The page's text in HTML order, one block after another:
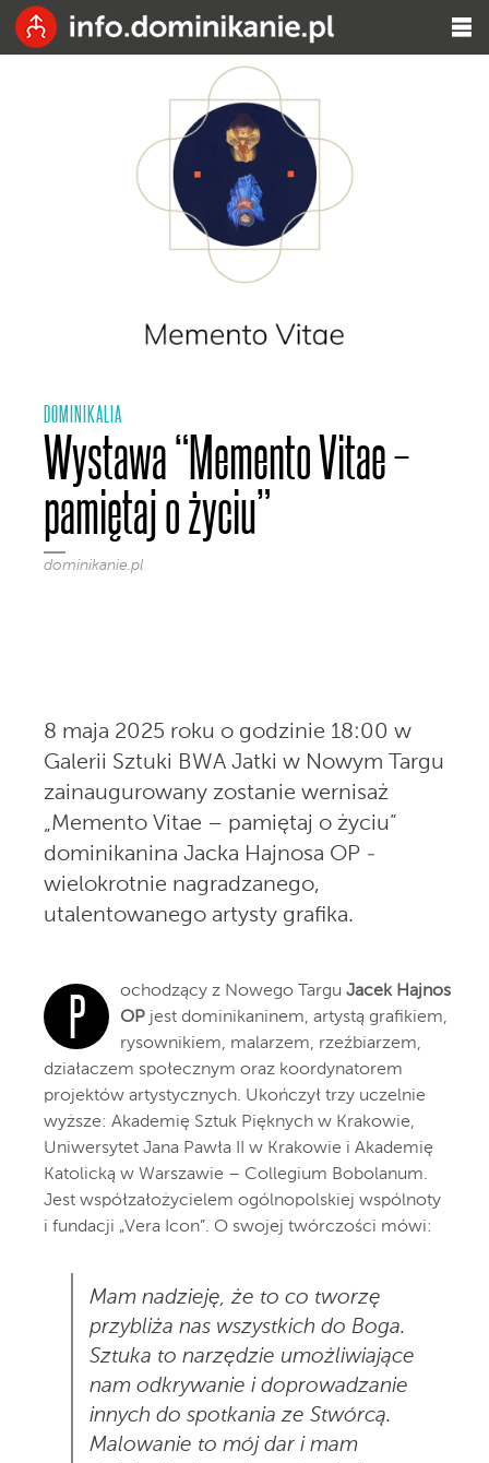
DOMINIKALIA
Wystawa “Memento Vitae –
pamiętaj o życiu”
dominikanie.pl
8 maja 2025 roku o godzinie 18:00 w
Galerii Sztuki BWA Jatki w Nowym Targu
zainaugurowany zostanie wernisaż
„Memento Vitae – pamiętaj o życiu”
dominikanina Jacka Hajnosa OP -
wielokrotnie nagradzanego,
utalentowanego artysty grafika.
P ochodzący z Nowego Targu Jacek Hajnos
OP jest dominikaninem, artystą grafikiem,
rysownikiem, malarzem, rzeźbiarzem,
działaczem społecznym oraz koordynatorem
projektów artystycznych. Ukończył trzy uczelnie
wyższe: Akademię Sztuk Pięknych w Krakowie,
Uniwersytet Jana Pawła II w Krakowie i Akademię
Katolicką w Warszawie – Collegium Bobolanum.
Jest współzałożycielem ogólnopolskiej wspólnoty
i fundacji „Vera Icon”. O swojej twórczości mówi:
Mam nadzieję, że to co tworzę
przybliża nas wszystkich do Boga.
Sztuka to narzędzie umożliwiające
nam odkrywanie i doprowadzanie
innych do spotkania ze Stwórcą.
Malowanie to mój dar i mam